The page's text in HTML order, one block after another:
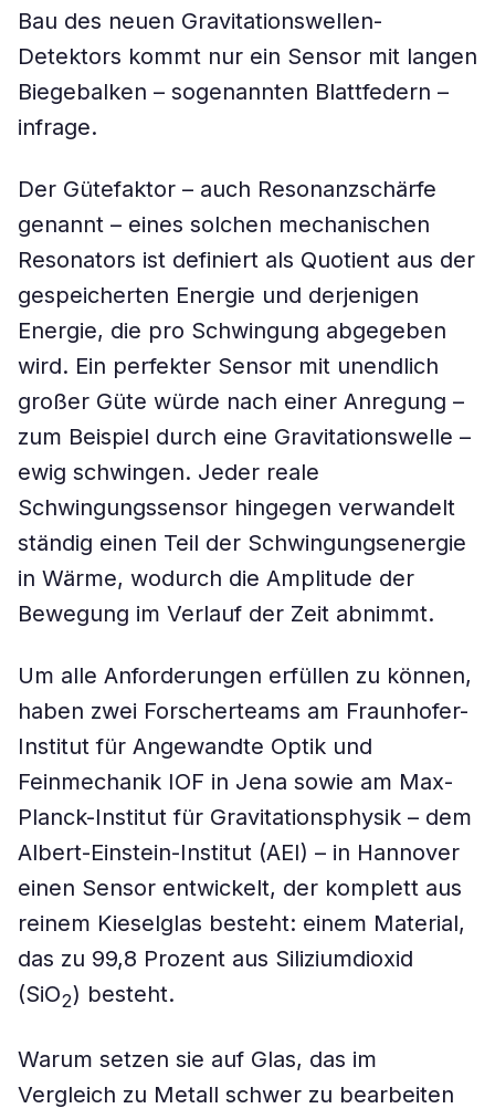
Bau des neuen Gravitationswellen-
Detektors kommt nur ein Sensor mit langen
Biegebalken – sogenannten Blattfedern –
infrage.
Der Gütefaktor – auch Resonanzschärfe
genannt – eines solchen mechanischen
Resonators ist definiert als Quotient aus der
gespeicherten Energie und derjenigen
Energie, die pro Schwingung abgegeben
wird. Ein perfekter Sensor mit unendlich
großer Güte würde nach einer Anregung –
zum Beispiel durch eine Gravitationswelle –
ewig schwingen. Jeder reale
Schwingungssensor hingegen verwandelt
ständig einen Teil der Schwingungsenergie
in Wärme, wodurch die Amplitude der
Bewegung im Verlauf der Zeit abnimmt.
Um alle Anforderungen erfüllen zu können,
haben zwei Forscherteams am Fraunhofer-
Institut für Angewandte Optik und
Feinmechanik IOF in Jena sowie am Max-
Planck-Institut für Gravitationsphysik – dem
Albert-Einstein-Institut (AEI) – in Hannover
einen Sensor entwickelt, der komplett aus
reinem Kieselglas besteht: einem Material,
das zu 99,8 Prozent aus Siliziumdioxid
(SiO2) besteht.
Warum setzen sie auf Glas, das im
Vergleich zu Metall schwer zu bearbeiten